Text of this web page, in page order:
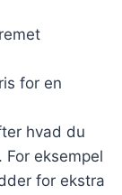
for en
hvad du
eksempel
for ekstra